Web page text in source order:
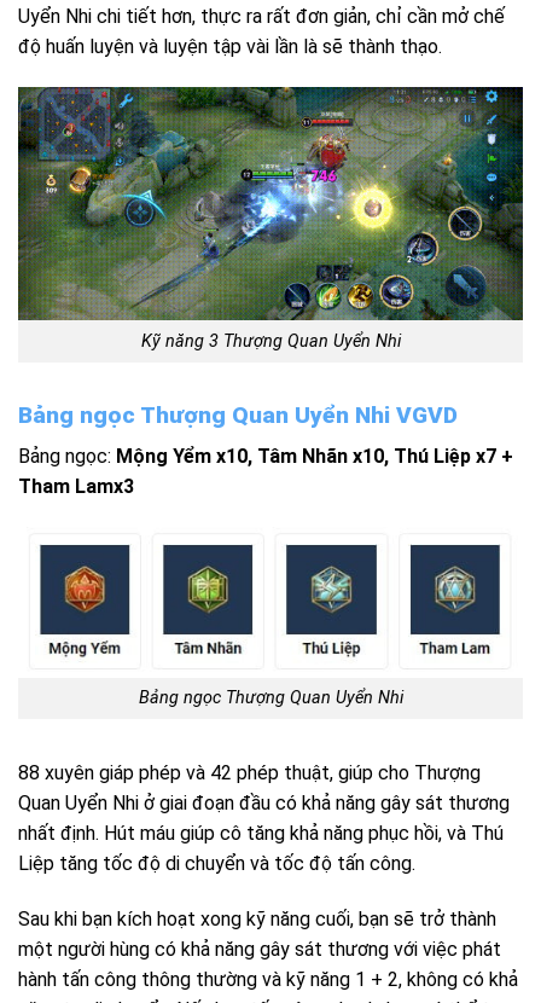
Uyển Nhi chi tiết hơn, thực ra rất đơn giản, chỉ cần mở chế
độ huấn luyện và luyện tập vài lần là sẽ thành thạo.
Kỹ năng 3 Thượng Quan Uyển Nhi
Bảng ngọc Thượng Quan Uyển Nhi VGVD
Bảng ngọc: Mộng Yểm x10, Tâm Nhãn x10, Thú Liệp x7 +
Tham Lamx3
Bảng ngọc Thượng Quan Uyển Nhi
88 xuyên giáp phép và 42 phép thuật, giúp cho Thượng
Quan Uyển Nhi ở giai đoạn đầu có khả năng gây sát thương
nhất định. Hút máu giúp cô tăng khả năng phục hồi, và Thú
Liệp tăng tốc độ di chuyển và tốc độ tấn công.
Sau khi bạn kích hoạt xong kỹ năng cuối, bạn sẽ trở thành
một người hùng có khả năng gây sát thương với việc phát
hành tấn công thông thường và kỹ năng 1 + 2, không có khả